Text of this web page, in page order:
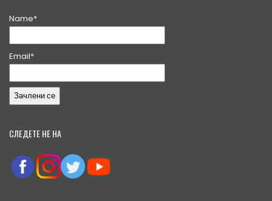
Name*
Email*
СЛЕДЕТЕ НЕ НА